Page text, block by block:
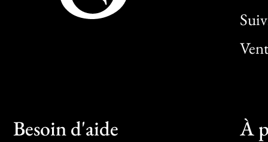
Besoin d'aide À